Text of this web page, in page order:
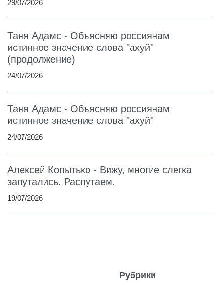
29/07/2026
Таня Адамс - Объясняю россиянам
истинное значение слова "ахуй"
(продолжение)
24/07/2026
Таня Адамс - Объясняю россиянам
истинное значение слова "ахуй"
24/07/2026
Алексей Копытько - Вижу, многие слегка
запутались. Распутаем.
19/07/2026
Рубрики